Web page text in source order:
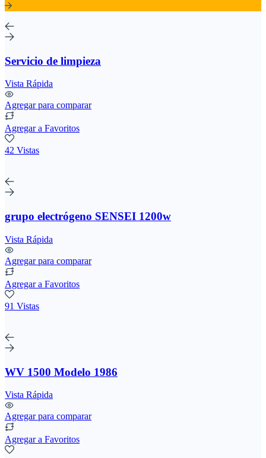
Servicio de limpieza
Vista Rápida
Agregar para comparar
Agregar a Favoritos
42 Vistas
grupo electrógeno SENSEI 1200w
Vista Rápida
Agregar para comparar
Agregar a Favoritos
91 Vistas
WV 1500 Modelo 1986
Vista Rápida
Agregar para comparar
Agregar a Favoritos